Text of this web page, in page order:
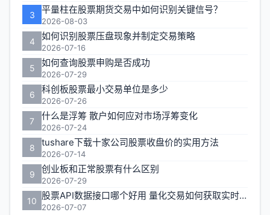
3 平量柱在股票期货交易中如何识别关键信号？
2026-08-03
4 如何识别股票压盘现象并制定交易策略
2026-07-16
5 如何查询股票申购是否成功
2026-07-29
6 科创板股票最小交易单位是多少
2026-07-26
7 什么是浮筹 散户如何应对市场浮筹变化
2026-07-24
8 tushare下载十家公司股票收盘价的实用方法
2026-07-14
9 创业板和正常股票有什么区别
2026-07-29
10 股票API数据接口哪个好用 量化交易如何获取实时行情
2026-07-07